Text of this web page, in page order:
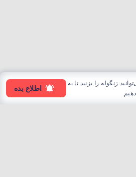
زنگوله را بزنید تا به
اطلاع بده